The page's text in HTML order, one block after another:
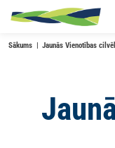
Skip to main content
Sākums Jaunās Vienotības